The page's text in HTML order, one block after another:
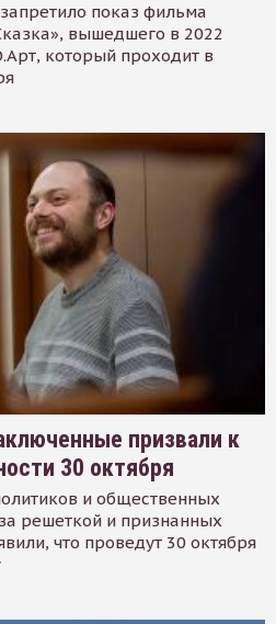
показ фильма
вышедшего в 2022
который проходит в
призвали к
30 октября
и общественных
решеткой и признанных
что проведут 30 октября